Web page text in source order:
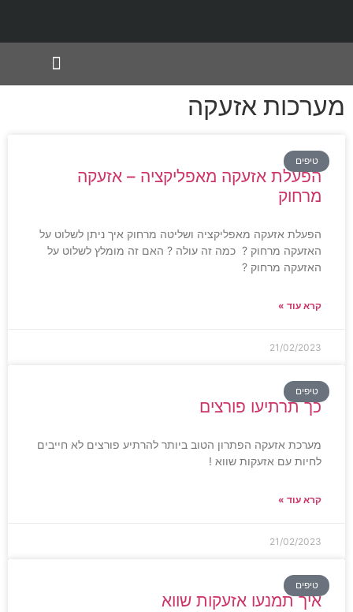
מערכות אזעקה
טיפים
הפעלת אזעקה מאפליקציה – אזעקה
מרחוק
הפעלת אזעקה מאפליקציה ושליטה מרחוק איך ניתן לשלוט על
האזעקה מרחוק ? כמה זה עולה ? האם זה מומלץ לשלוט על
האזעקה מרחוק ?
קרא עוד »
21/02/2023
טיפים
כך תרתיעו פורצים
מערכת אזעקה הפתרון הטוב ביותר להרתיע פורצים לא חייבים
לחיות עם אזעקות שווא !
קרא עוד »
21/02/2023
טיפים
איך תמנעו אזעקות שווא